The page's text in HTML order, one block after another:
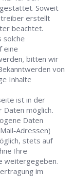
Soweit
erstellt
beachtet.
solche
eine
bitten wir
von
Inhalte
ist in der
Daten möglich.
Daten
Adressen)
stets auf
Ihre
weitergegeben.
im